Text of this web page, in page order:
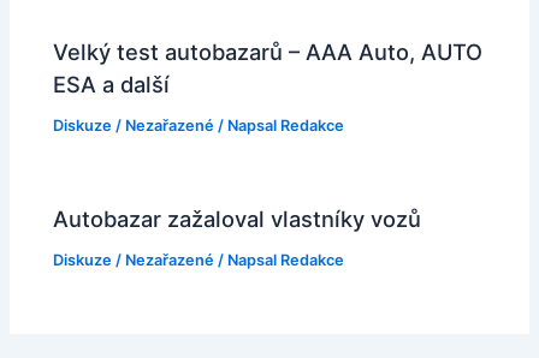
Velký test autobazarů – AAA Auto, AUTO
ESA a další
Diskuze / Nezařazené / Napsal Redakce
Autobazar zažaloval vlastníky vozů
Diskuze / Nezařazené / Napsal Redakce